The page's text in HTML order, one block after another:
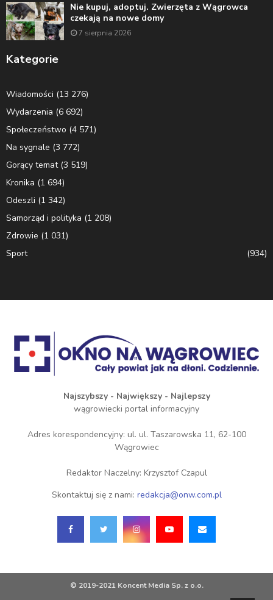
Nie kupuj, adoptuj. Zwierzęta z Wągrowca
czekają na nowe domy
7 sierpnia 2026
Kategorie
Wiadomości (13 276)
Wydarzenia (6 692)
Społeczeństwo (4 571)
Na sygnale (3 772)
Gorący temat(3 519)
Kronika (1 694)
Odeszli (1 342)
Samorząd i polityka (1 208)
Zdrowie (1 031)
Sport
(934)
Najszybszy - Największy - Najlepszy
wągrowiecki portal informacyjny
Adres korespondencyjny: ul. ul. Taszarowska 11, 62-100
Wągrowiec
Redaktor Naczelny: Krzysztof Czapul
Skontaktuj się z nami: redakcja@onw.com.pl
© 2019-2021 Koncent Media Sp. z o.o.